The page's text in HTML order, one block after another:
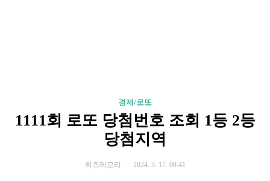
경제/로또
1111회 로또 당첨번호 조회 1등 2등
당첨지역
히즈메모리 2024. 3. 17. 08:41